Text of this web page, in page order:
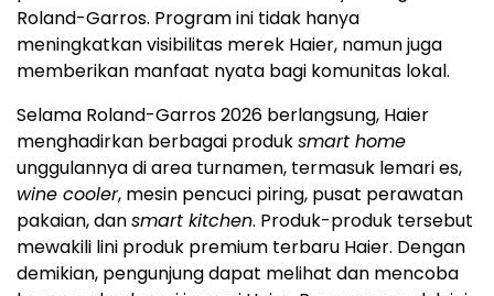
Roland-Garros. Program ini tidak hanya
meningkatkan visibilitas merek Haier, namun juga
memberikan manfaat nyata bagi komunitas lokal.
Selama Roland-Garros 2026 berlangsung, Haier
menghadirkan berbagai produksmart home
unggulannya di area turnamen, termasuk lemari es,
wine cooler, mesin pencuci piring, pusat perawatan
pakaian, dansmart kitchen. Produk-produk tersebut
mewakili lini produk premium terbaru Haier. Dengan
demikian, pengunjung dapat melihat dan mencoba